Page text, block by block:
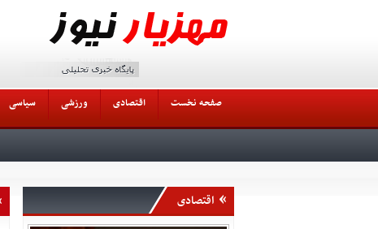
صفحه نخست اقتصادی ورزشی سیاسی
اقتصادی